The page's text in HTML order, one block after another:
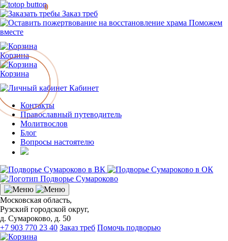
Заказ треб
Поможем
вместе
Корзина
Корзина
0
Кабинет
Контакты
Православный путеводитель
Молитвослов
Блог
Вопросы настоятелю
Московская область,
Рузский городской округ,
д. Сумароково, д. 50
+7 903 770 23 40 Заказ треб Помочь подворью